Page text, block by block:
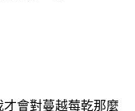
會對蔓越莓乾那麼